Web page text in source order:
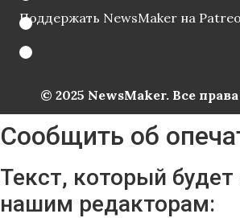
Поддержать NewsMaker на
© 2025 NewsMaker. Все
Сообщить об
Текст, который
нашим редакторам: